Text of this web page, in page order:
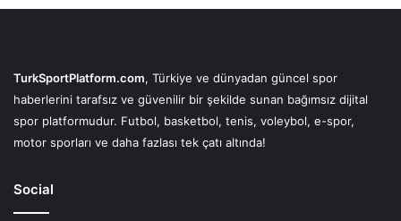
TurkSportPlatform.com, Türkiye ve dünyadan güncel spor
haberlerini tarafsız ve güvenilir bir şekilde sunan bağımsız dijital
spor platformudur. Futbol, basketbol, tenis, voleybol, e-spor,
motor sporları ve daha fazlası tek çatı altında!
Social